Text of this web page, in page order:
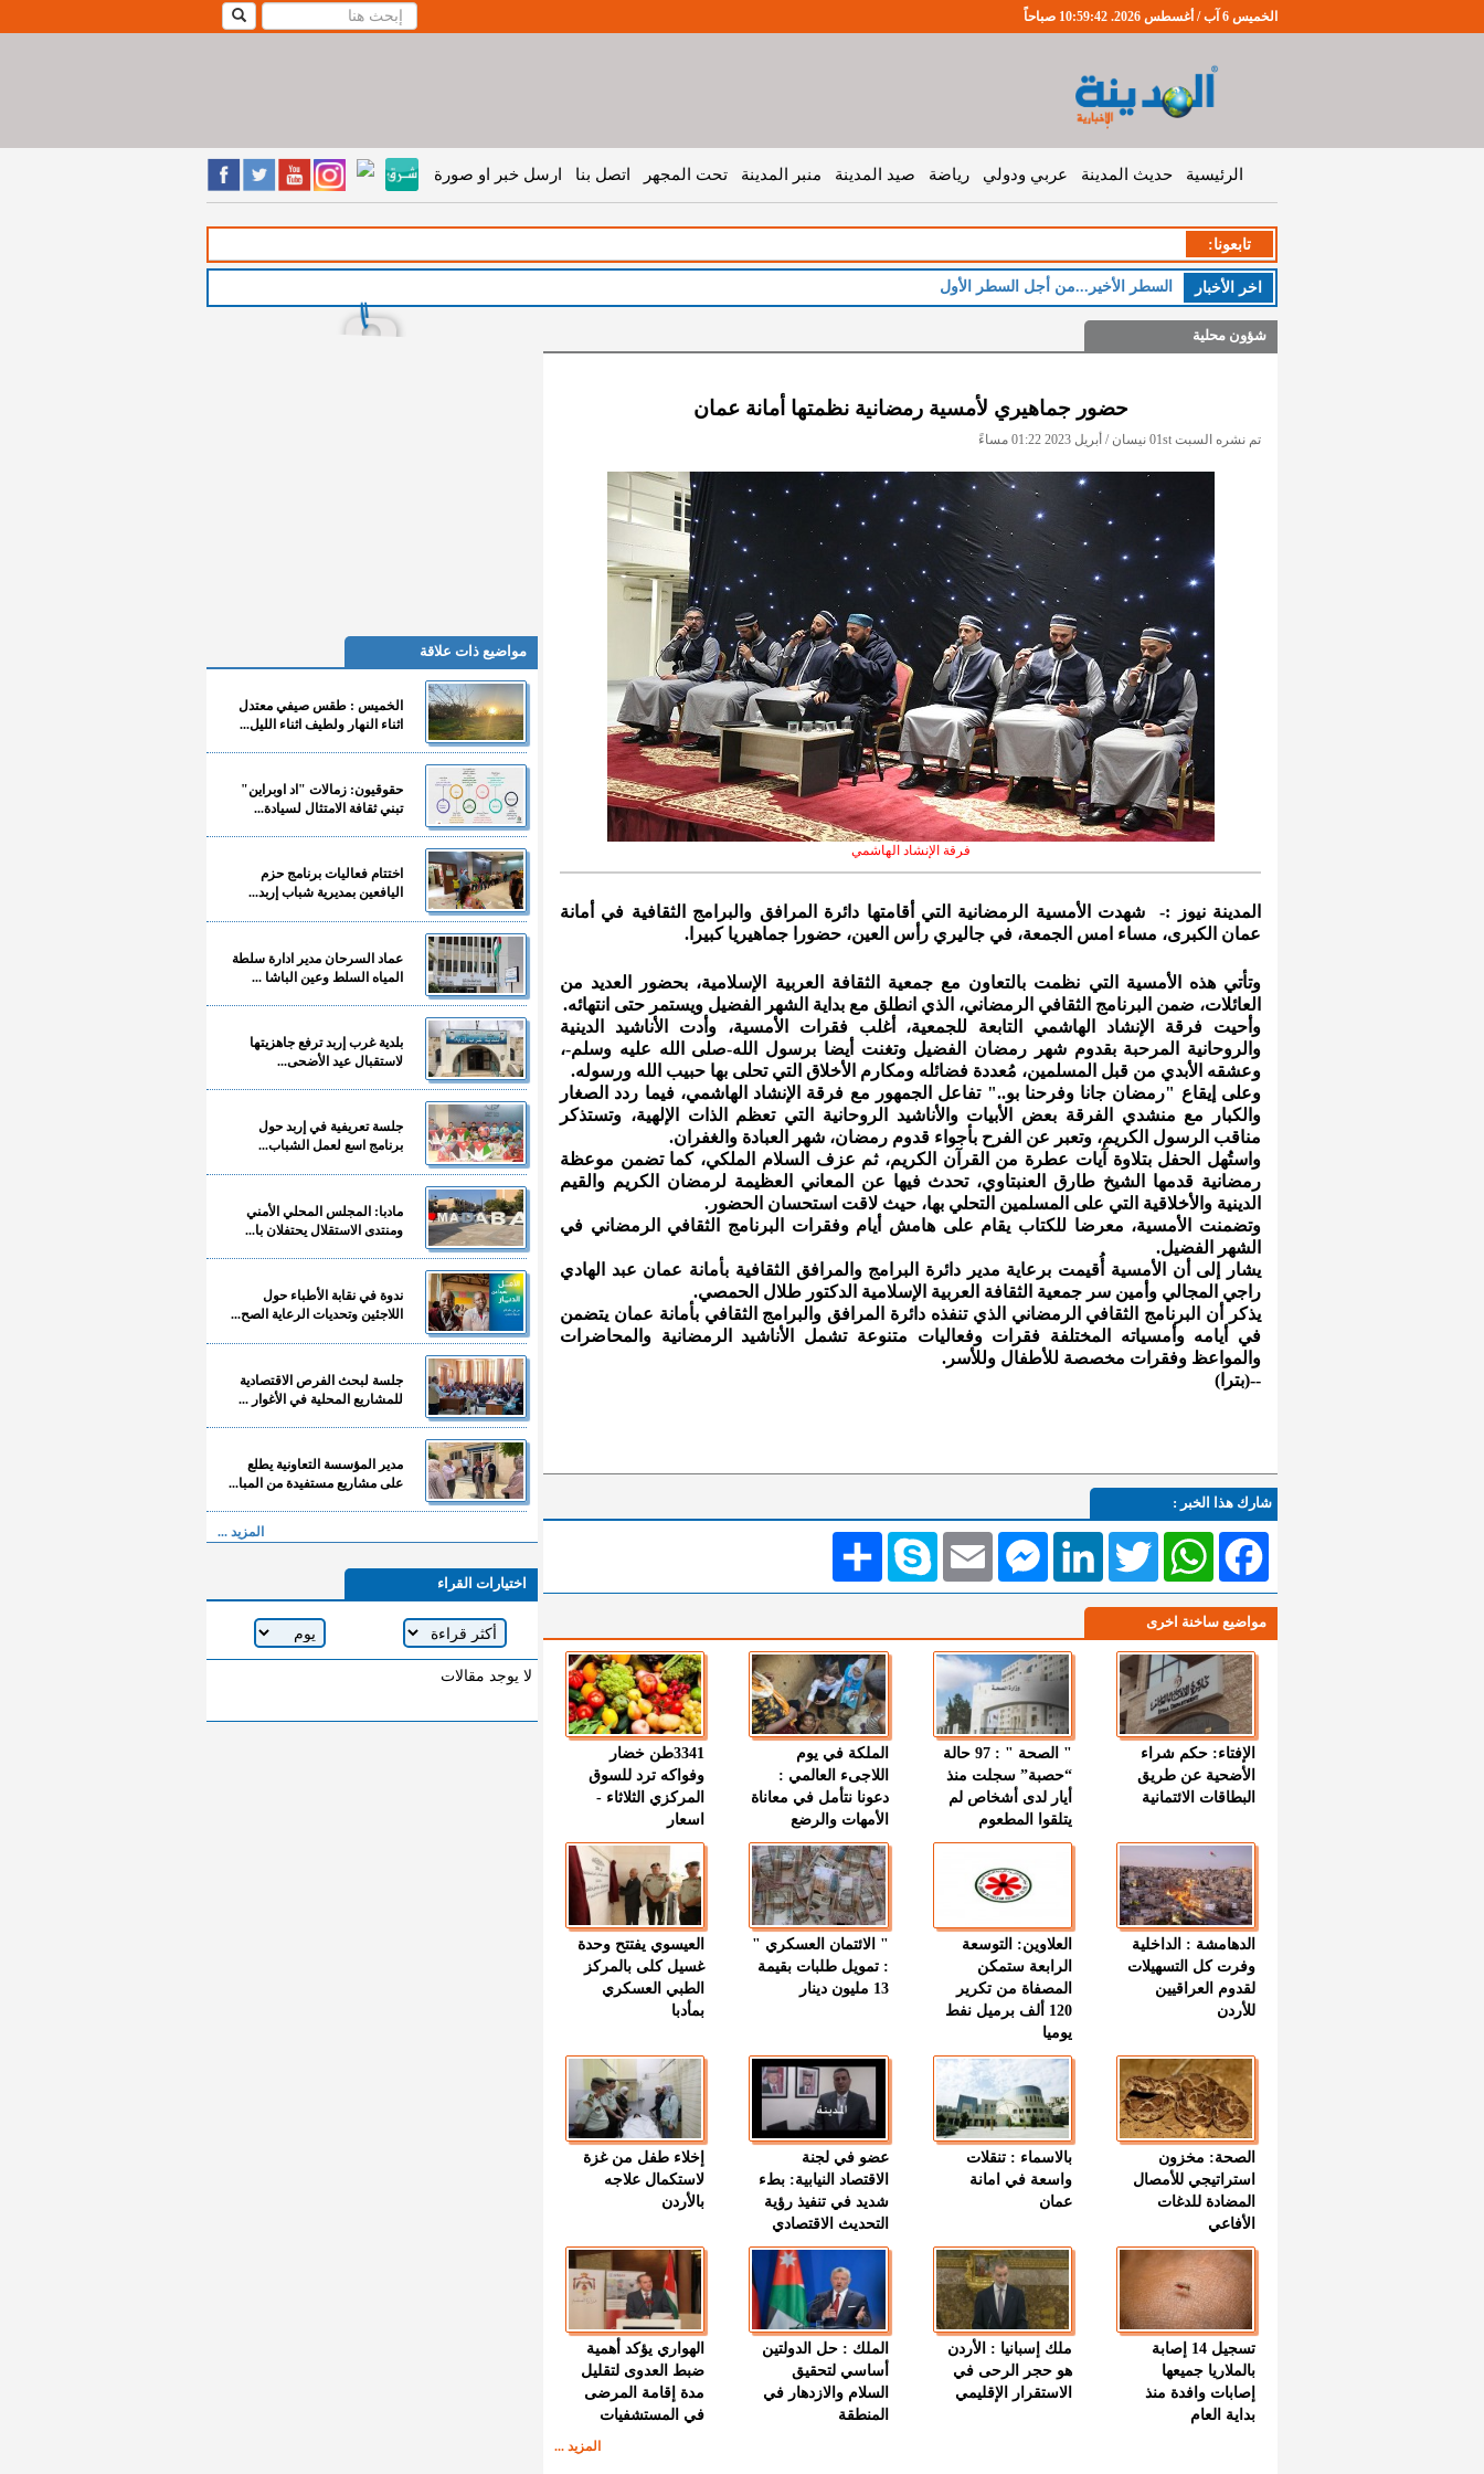
الخميس 6 آب / أغسطس 2026. 10:59:43 صباحاً
الرئيسية حديث المدينة عربي ودولي رياضة صيد المدينة منبر المدينة تحت المجهر اتصل بنا ارسل خبر او صورة
تابعونا:
اخر اﻷخبار السطر الأخير...من أجل السطر الأول
شؤون محلية
حضور جماهيري لأمسية رمضانية نظمتها أمانة عمان
تم نشره السبت 01st نيسان / أبريل 2023 01:22 مساءً
فرقة الإنشاد الهاشمي
المدينة نيوز :- شهدت الأمسية الرمضانية التي أقامتها دائرة المرافق والبرامج الثقافية في أمانة
عمان الكبرى، مساء امس الجمعة، في جاليري رأس العين، حضورا جماهيريا كبيرا.
وتأتي هذه الأمسية التي نظمت بالتعاون مع جمعية الثقافة العربية الإسلامية، بحضور العديد من
العائلات، ضمن البرنامج الثقافي الرمضاني، الذي انطلق مع بداية الشهر الفضيل ويستمر حتى انتهائه.
وأحيت فرقة الإنشاد الهاشمي التابعة للجمعية، أغلب فقرات الأمسية، وأدت الأناشيد الدينية
والروحانية المرحبة بقدوم شهر رمضان الفضيل وتغنت أيضا برسول الله-صلى الله عليه وسلم-،
وعشقه الأبدي من قبل المسلمين، مُعددة فضائله ومكارم الأخلاق التي تحلى بها حبيب الله ورسوله.
وعلى إيقاع "رمضان جانا وفرحنا بو.." تفاعل الجمهور مع فرقة الإنشاد الهاشمي، فيما ردد الصغار
والكبار مع منشدي الفرقة بعض الأبيات والأناشيد الروحانية التي تعظم الذات الإلهية، وتستذكر
مناقب الرسول الكريم، وتعبر عن الفرح بأجواء قدوم رمضان، شهر العبادة والغفران.
واستُهل الحفل بتلاوة آيات عطرة من القرآن الكريم، ثم عزف السلام الملكي، كما تضمن موعظة
رمضانية قدمها الشيخ طارق العنبتاوي، تحدث فيها عن المعاني العظيمة لرمضان الكريم والقيم
الدينية والأخلاقية التي على المسلمين التحلي بها، حيث لاقت استحسان الحضور.
وتضمنت الأمسية، معرضا للكتاب يقام على هامش أيام وفقرات البرنامج الثقافي الرمضاني في
الشهر الفضيل.
يشار إلى أن الأمسية أُقيمت برعاية مدير دائرة البرامج والمرافق الثقافية بأمانة عمان عبد الهادي
راجي المجالي وأمين سر جمعية الثقافة العربية الإسلامية الدكتور طلال الحمصي.
يذكر أن البرنامج الثقافي الرمضاني الذي تنفذه دائرة المرافق والبرامج الثقافي بأمانة عمان يتضمن
في أيامه وأمسياته المختلفة فقرات وفعاليات متنوعة تشمل الأناشيد الرمضانية والمحاضرات
والمواعظ وفقرات مخصصة للأطفال وللأسر.
--(بترا)
شارك هذا الخبر :
انشر Skype EmailMessengerLinkedIn TwitterWhatsAppFacebook
مواضيع ساخنة اخرى
الإفتاء: حكم شراء
الأضحية عن طريق
البطاقات الائتمانية
" الصحة " : 97 حالة
“حصبة” سجلت منذ
أيار لدى أشخاص لم
يتلقوا المطعوم
الملكة في يوم
اللاجىء العالمي :
دعونا نتأمل في معاناة
الأمهات والرضع
3341طن خضار
وفواكه ترد للسوق
المركزي الثلاثاء -
اسعار
الدهامشة : الداخلية
وفرت كل التسهيلات
لقدوم العراقيين
للأردن
العلاوين: التوسعة
الرابعة ستمكن
المصفاة من تكرير
120 ألف برميل نفط
يوميا
" الائتمان العسكري "
: تمويل طلبات بقيمة
13 مليون دينار
العيسوي يفتتح وحدة
غسيل كلى بالمركز
الطبي العسكري
بمأدبا
الصحة: مخزون
استراتيجي للأمصال
المضادة للدغات
الأفاعي
بالاسماء : تنقلات
واسعة في امانة
عمان
عضو في لجنة
الاقتصاد النيابية: بطء
شديد في تنفيذ رؤية
التحديث الاقتصادي
إخلاء طفل من غزة
لاستكمال علاجه
بالأردن
تسجيل 14 إصابة
بالملاريا جميعها
إصابات وافدة منذ
بداية العام
ملك إسبانيا : الأردن
هو حجر الرحى في
الاستقرار الإقليمي
الملك : حل الدولتين
أساسي لتحقيق
السلام والازدهار في
المنطقة
الهواري يؤكد أهمية
ضبط العدوى لتقليل
مدة إقامة المرضى
في المستشفيات
المزيد ...
مواضيع ذات علاقة
الخميس : طقس صيفي معتدل
اثناء النهار ولطيف اثناء الليل...
حقوقيون: زمالات "اد اوبراين"
تبني ثقافة الامتثال لسيادة...
اختتام فعاليات برنامج حزم
اليافعين بمديرية شباب إربد...
عماد السرحان مدير ادارة سلطة
المياه السلط وعين الباشا ...
بلدية غرب إربد ترفع جاهزيتها
لاستقبال عيد الأضحى...
جلسة تعريفية في إربد حول
برنامج اسع لعمل الشباب...
مادبا: المجلس المحلي الأمني
ومنتدى الاستقلال يحتفلان با...
ندوة في نقابة الأطباء حول
اللاجئين وتحديات الرعاية الصح...
جلسة لبحث الفرص الاقتصادية
للمشاريع المحلية في الأغوار ...
مدير المؤسسة التعاونية يطلع
على مشاريع مستفيدة من المبا...
المزيد ...
اختيارات القراء
لا يوجد مقالات